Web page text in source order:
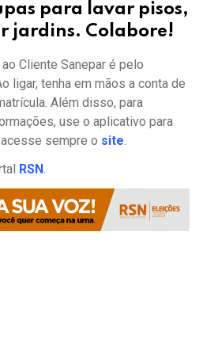
para lavar pisos,
jardins. Colabore!
Cliente Sanepar é pelo
ligar, tenha em mãos a conta de
Além disso, para
use o aplicativo para
sempre o site.
RSN.